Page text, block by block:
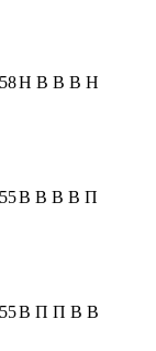
58Н В В В Н
55В В В В П
55В П П В В